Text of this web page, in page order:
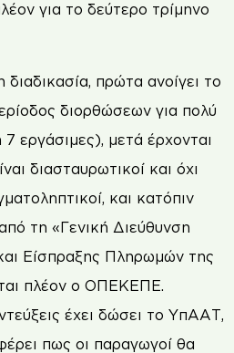
για το δεύτερο τρίμηνο
πρώτα ανοίγει το
διορθώσεων για πολύ
εργάσιμες), μετά έρχονται
διασταυρωτικοί και όχι
και κατόπιν
τη «Γενική Διεύθυνση
Είσπραξης Πληρωμών της
πλέον ο ΟΠΕΚΕΠΕ.
έχει δώσει το ΥπΑΑΤ,
πως οι παραγωγοί θα